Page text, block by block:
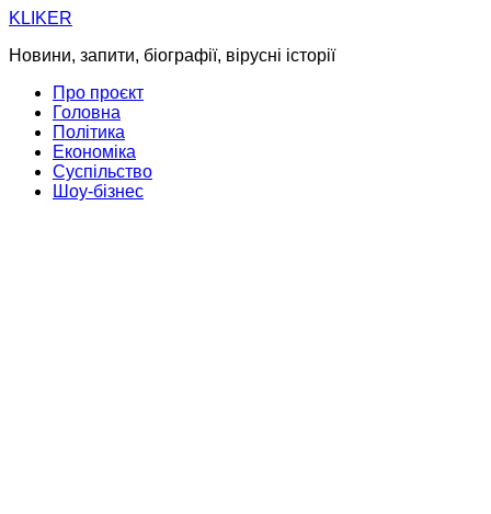
Skip
content
KLIKER
Новини, запити, біографії, вірусні історії
Про проєкт
Головна
Політика
Економіка
Суспільство
Шоу-бізнес